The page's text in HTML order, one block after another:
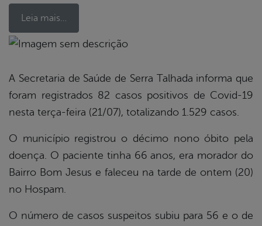
Leia mais…
A Secretaria de Saúde de Serra Talhada informa que
foram registrados 82 casos positivos de Covid-19
nesta terça-feira (21/07), totalizando 1.529 casos.
O município registrou o décimo nono óbito pela
doença. O paciente tinha 66 anos, era morador do
Bairro Bom Jesus e faleceu na tarde de ontem (20)
no Hospam.
O número de casos suspeitos subiu para 56 e o de